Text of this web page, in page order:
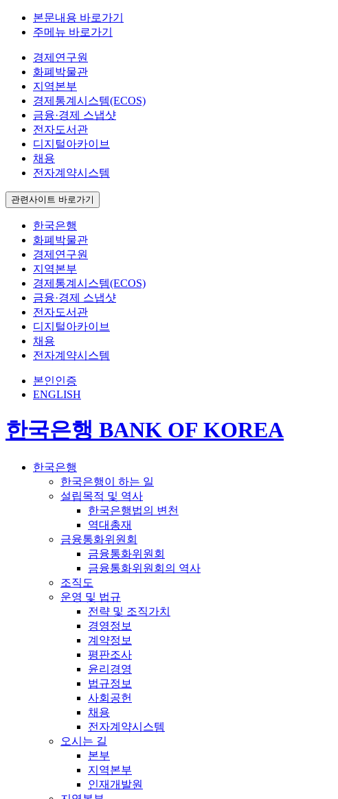
본문내용 바로가기
주메뉴 바로가기
경제연구원
화폐박물관
지역본부
경제통계시스템(ECOS)
금융·경제 스냅샷
전자도서관
디지털아카이브
채용
전자계약시스템
관련사이트 바로가기
한국은행
화폐박물관
경제연구원
지역본부
경제통계시스템(ECOS)
금융·경제 스냅샷
전자도서관
디지털아카이브
채용
전자계약시스템
본인인증
ENGLISH
한국은행 BANK OF KOREA
한국은행
한국은행이 하는 일
설립목적 및 역사
한국은행법의 변천
역대총재
금융통화위원회
금융통화위원회
금융통화위원회의 역사
조직도
운영 및 법규
전략 및 조직가치
경영정보
계약정보
평판조사
윤리경영
법규정보
사회공헌
채용
전자계약시스템
오시는 길
본부
지역본부
인재개발원